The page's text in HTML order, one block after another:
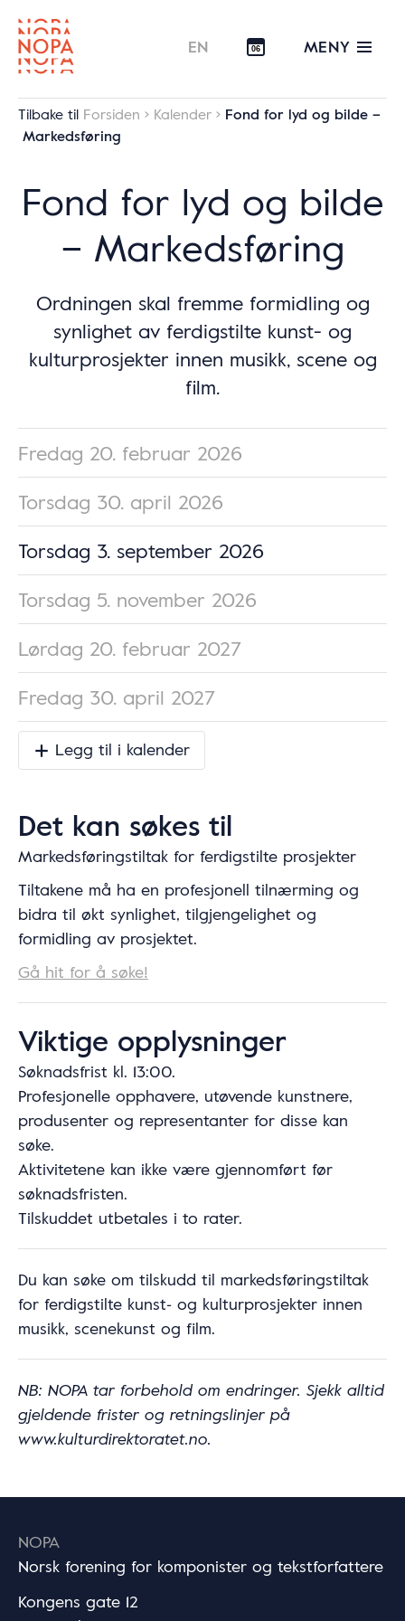
EN 06 MENY
Tilbake til Forsiden Kalender
Fond for lyd og bilde –
Markedsføring
Fond for lyd og bilde
– Markedsføring
Ordningen skal fremme formidling og
synlighet av ferdigstilte kunst- og
kulturprosjekter innen musikk, scene og
film.
Fredag 20. februar 2026
Torsdag 30. april 2026
Torsdag 3. september 2026
Torsdag 5. november 2026
Lørdag 20. februar 2027
Fredag 30. april 2027
Legg til i kalender
Det kan søkes til
Markedsføringstiltak for ferdigstilte prosjekter
Tiltakene må ha en profesjonell tilnærming og
bidra til økt synlighet, tilgjengelighet og
formidling av prosjektet.
Gå hit for å søke!
Viktige opplysninger
Søknadsfrist kl. 13:00.
Profesjonelle opphavere, utøvende kunstnere,
produsenter og representanter for disse kan
søke.
Aktivitetene kan ikke være gjennomført før
søknadsfristen.
Tilskuddet utbetales i to rater.
Du kan søke om tilskudd til markedsføringstiltak
for ferdigstilte kunst‑ og kulturprosjekter innen
musikk, scenekunst og film.
NB: NOPA tar forbehold om endringer. Sjekk alltid
gjeldende frister og retningslinjer på
www.kulturdirektoratet.no.
NOPA
Norsk forening for komponister og tekstforfattere
Kongens gate 12